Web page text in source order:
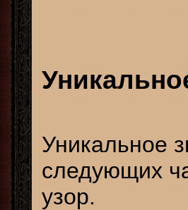
Уникальное
следующих
узор.